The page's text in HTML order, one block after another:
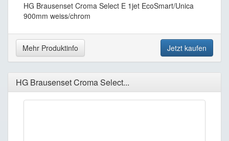
HG Brausenset Croma Select E 1jet EcoSmart/Unica
900mm weiss/chrom
Mehr Produktinfo Jetzt kaufen
HG Brausenset Croma Select...